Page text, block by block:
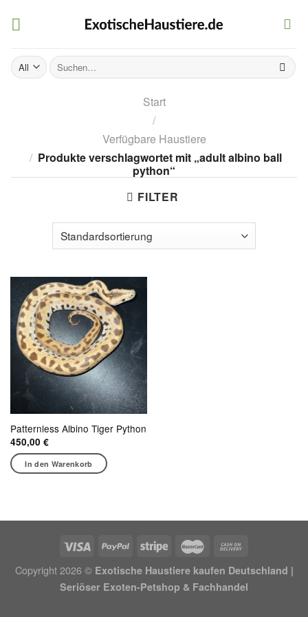
Suchen
nach:
Start
/
Verfügbare Haustiere
/ Produkte verschlagwortet mit „adult albino ball
python“
FILTER
Patternless Albino Tiger Python
450,00 €
In den Warenkorb
Copyright 2026 © Exotische Haustiere kaufen Deutschland |
Seriöser Exoten-Petshop & Fachhandel